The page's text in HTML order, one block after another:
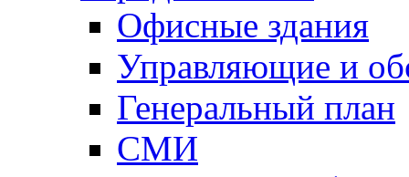
Офисные здания
Управляющие и
Генеральный план
СМИ